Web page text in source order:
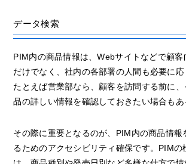
データ検索
PIM内の商品情報は、Webサイトなどで顧客
だけでなく、社内の各部署の人間も必要に応
たとえば営業部なら、顧客を訪問する前に
品の詳しい情報を確認しておきたい場合もあ
その際に重要となるのが、PIM内の商品情報
るためのアクセシビリティ確保です。PIMの